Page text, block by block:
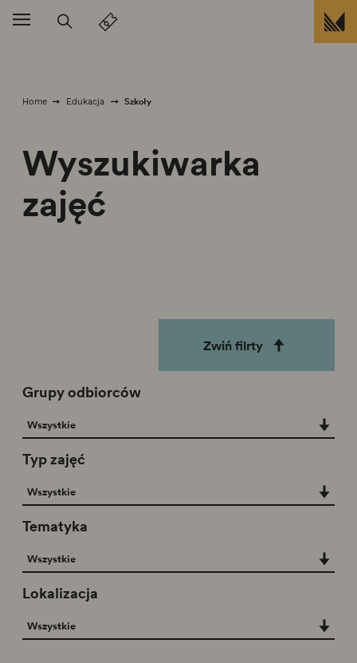
Home Edukacja Szkoły
Wyszukiwarka
zajęć
Zwiń filrty
Grupy odbiorców
Grupy odbiorców
Wszystkie
Typ zajęć
Typ zajęć
Wszystkie
Tematyka
Tematyka
Wszystkie
Lokalizacja
Lokalizacja
Wszystkie